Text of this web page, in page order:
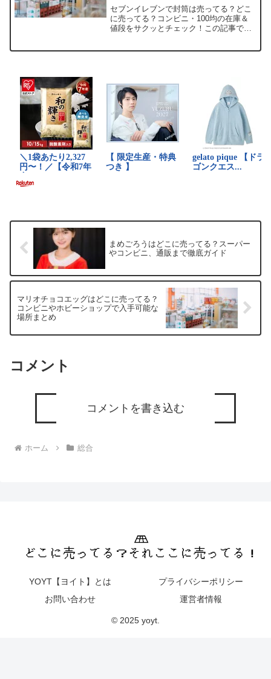
ェック！
セブンイレブンで封筒は売ってる？どこ
に売ってる？コンビニ・100均の在庫＆
値段をサクッとチェック！この記事では
まめごろうはどこに売ってる？スーパー
やコンビニ、通販まで徹底ガイド
マリオチョコエッグはどこに売ってる？
コンビニやホビーショップで入手可能な
場所まとめ
コメント
コメントを書き込む
ホーム 総合
YOYT【ヨイト】とは
プライバシーポリシー
お問い合わせ
運営者情報
© 2025 yoyt.